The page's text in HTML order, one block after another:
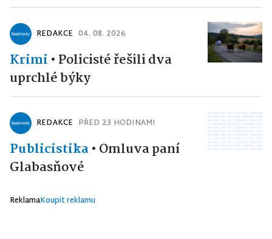
REDAKCE 04. 08. 2026
Krimi • Policisté řešili dva
uprchlé býky
REDAKCE PŘED 23 HODINAMI
Publicistika• Omluva paní
Glabasňové
ReklamaKoupit reklamu